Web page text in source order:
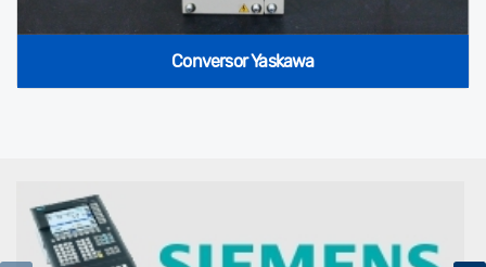
Conversor Yaskawa